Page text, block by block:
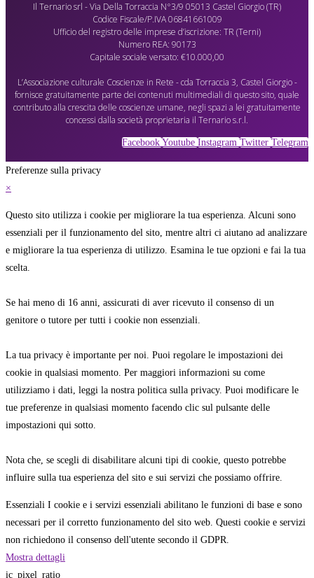
Il Ternario srl - Via Della Torraccia N°3/9 05013 Castel Giorgio (TR)
Codice Fiscale/P.IVA 06841661009
Ufficio del registro delle imprese d’iscrizione: TR (Terni)
Numero REA: 90173
Capitale sociale versato: €10.000,00
L’Associazione culturale Coscienze in Rete - cda Torraccia 3, Castel Giorgio -
fornisce gratuitamente parte dei contenuti multimediali di questo sito, quale
contributo alla crescita delle coscienze umane, negli spazi a lei gratuitamente
concessi dalla società proprietaria il Ternario s.r.l.
Facebook Youtube Instagram Twitter Telegram
Preferenze sulla privacy
×
Questo sito utilizza i cookie per migliorare la tua esperienza. Alcuni sono
essenziali per il funzionamento del sito, mentre altri ci aiutano ad analizzare
e migliorare la tua esperienza di utilizzo. Esamina le tue opzioni e fai la tua
scelta.
Se hai meno di 16 anni, assicurati di aver ricevuto il consenso di un
genitore o tutore per tutti i cookie non essenziali.
La tua privacy è importante per noi. Puoi regolare le impostazioni dei
cookie in qualsiasi momento. Per maggiori informazioni su come
utilizziamo i dati, leggi la nostra politica sulla privacy. Puoi modificare le
tue preferenze in qualsiasi momento facendo clic sul pulsante delle
impostazioni qui sotto.
Nota che, se scegli di disabilitare alcuni tipi di cookie, questo potrebbe
influire sulla tua esperienza del sito e sui servizi che possiamo offrire.
Essenziali I cookie e i servizi essenziali abilitano le funzioni di base e sono
necessari per il corretto funzionamento del sito web. Questi cookie e servizi
non richiedono il consenso dell'utente secondo il GDPR.
Mostra dettagli
ic_pixel_ratio